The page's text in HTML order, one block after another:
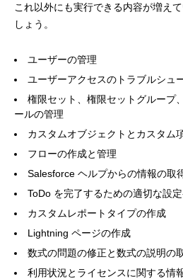
これ以外にも実行できる内容が増え
しょう。
ユーザーの管理
ユーザーアクセスのトラブルシュ
権限セット、権限セットグループ
ールの管理
カスタムオブジェクトとカスタム
フローの作成と管理
Salesforce ヘルプからの情報の取
ToDo を完了するための適切な設
カスタムレポートタイプの作成
Lightning ページの作成
数式の問題の修正と数式の説明の
利用状況とライセンスに関する情